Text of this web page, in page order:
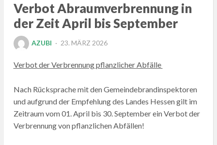
Verbot Abraumverbrennung in
der Zeit April bis September
AZUBI
POSTED
23. MÄRZ 2026
Verbot der Verbrennung pflanzlicher Abfälle
Nach Rücksprache mit den Gemeindebrandinspektoren
und aufgrund der Empfehlung des Landes Hessen gilt im
Zeitraum vom 01. April bis 30. September ein Verbot der
Verbrennung von pflanzlichen Abfällen!